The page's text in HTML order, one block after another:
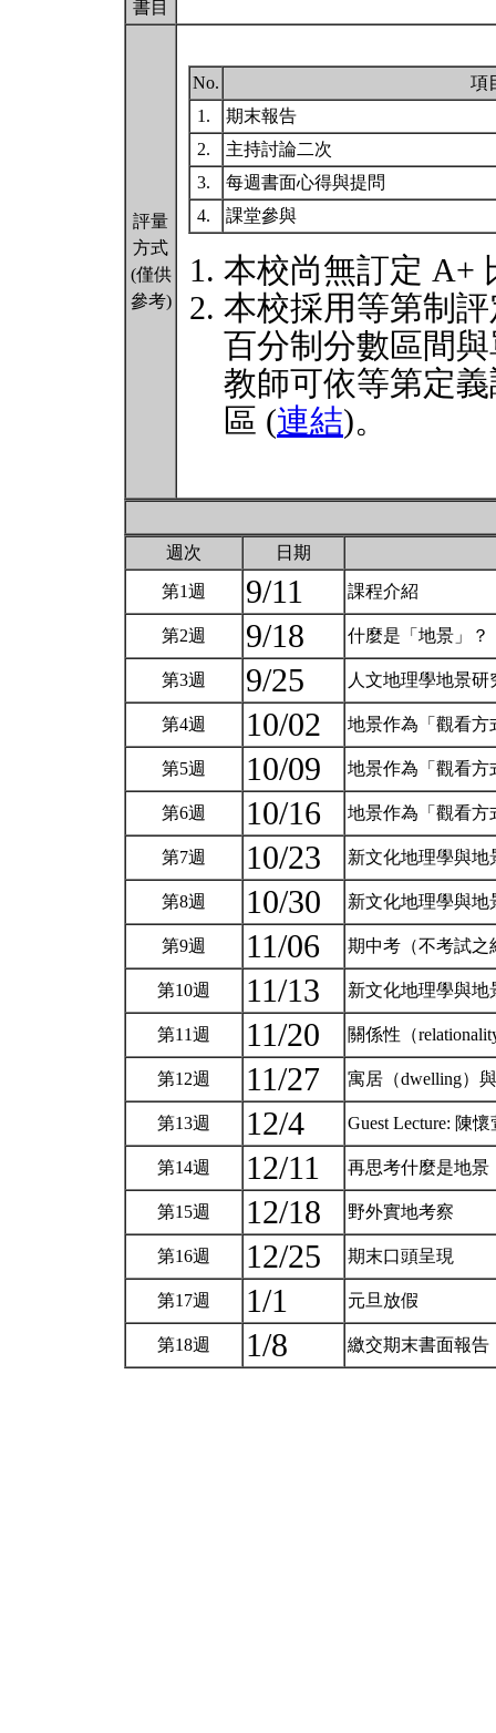
書目
評量
方式
(僅供
參考)
No.
項
1.
期末報告
2.
主持討論二次
3.
每週書面心得與提問
4.
課堂參與
本校尚無訂定 A+
本校採用等第制
百分制分數區間
教師可依等第定
區 (連結)。
週次 日期
第1週 9/11 課程介紹
第2週 9/18 什麼是「地景」？
第3週 9/25 人文地理學地景
第4週 10/02 地景作為「觀看
第5週 10/09 地景作為「觀看
第6週 10/16 地景作為「觀看
第7週 10/23 新文化地理學與地
第8週 10/30 新文化地理學與地
第9週 11/06 期中考（不考試
第10週 11/13 新文化地理學與
第11週 11/20 關係性（
第12週 11/27 寓居（dwelling）
第13週 12/4 Guest Lecture: 陳
第14週 12/11 再思考什麼是地景
第15週 12/18 野外實地考察
第16週 12/25 期末口頭呈現
第17週 1/1 元旦放假
第18週 1/8 繳交期末書面報告